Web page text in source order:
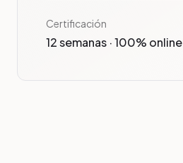
Certificación
12 semanas · 100% online